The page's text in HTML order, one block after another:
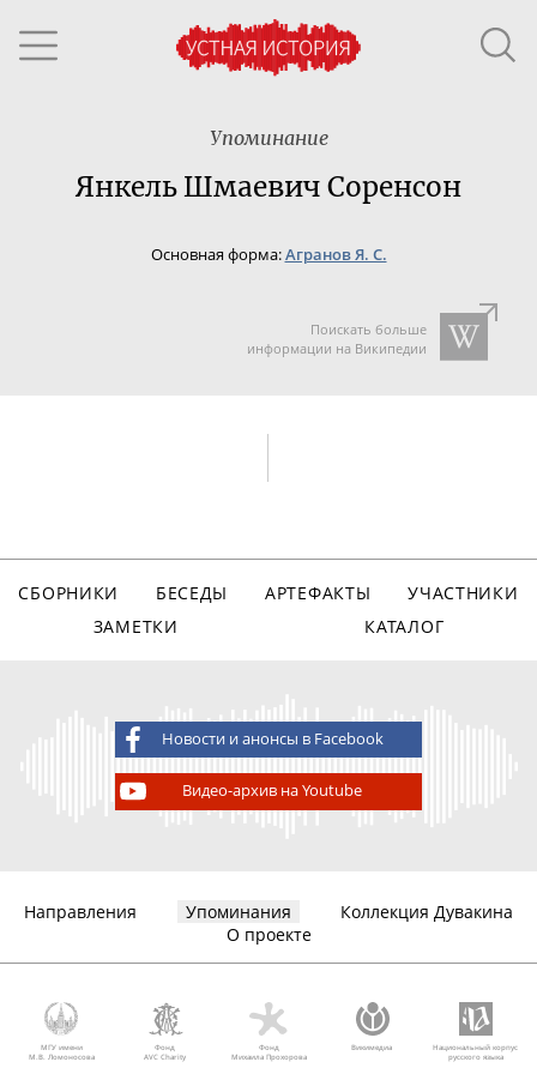
Упоминание
Янкель Шмаевич Соренсон
Основная форма:Агранов Я. С.
Поискать больше
информации на Википедии
СБОРНИКИ БЕСЕДЫ АРТЕФАКТЫ
УЧАСТНИКИ
ЗАМЕТКИ
КАТАЛОГ
Новости и анонсы в Facebook
Видео-архив на Youtube
Направления Упоминания
Коллекция Дувакина
О проекте
МГУ имени
М.В. Ломоносова
Фонд
AVC Charity
Фонд
Михаила Прохорова
Викимедиа
Национальный корпус
русского языка